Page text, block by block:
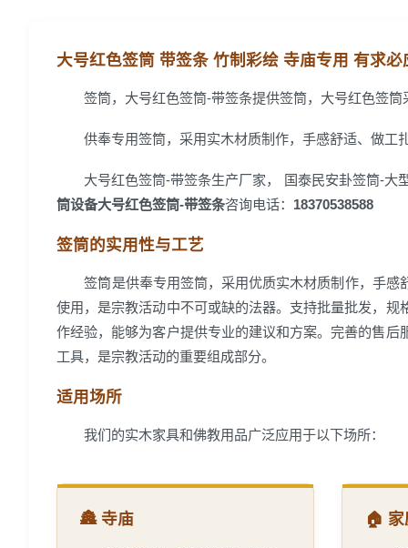
大号红色签筒 带签条 竹制彩绘 寺庙专用 有求
签筒，大号红色签筒-带签条提供签筒，大号红色签
供奉专用签筒，采用实木材质制作，手感舒适、做
大号红色签筒-带签条生产厂家， 国泰民安卦签筒-大
筒设备大号红色签筒-带签条咨询电话： 18370538588
签筒的实用性与工艺
签筒是供奉专用签筒，采用优质实木材质制作，手
使用，是宗教活动中不可或缺的法器。支持批量批发，
作经验，能够为客户提供专业的建议和方案。完善的售
工具，是宗教活动的重要组成部分。
适用场所
我们的实木家具和佛教用品广泛应用于以下场所：
🏯 寺庙 🏠